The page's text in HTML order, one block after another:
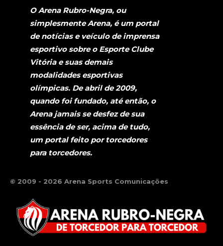
O Arena Rubro-Negra, ou
simplesmente Arena, é um portal
de notícias e veículo de imprensa
esportivo sobre o Esporte Clube
Vitória e suas demais
modalidades esportivas
olímpicas. De abril de 2009,
quando foi fundado, até então, o
Arena jamais se desfez de sua
essência de ser, acima de tudo,
um portal feito por torcedores
para torcedores.
© 2009 - 2026 Arena Sports Comunicações